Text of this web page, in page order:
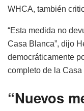
WHCA, también
“Esta medida no
Casa Blanca”, dijo
democráticamente
completo de la Casa
“Nuevos